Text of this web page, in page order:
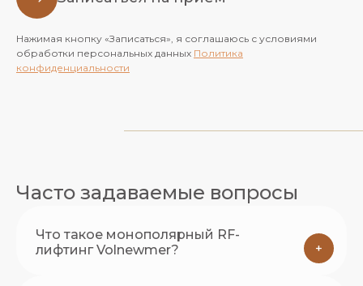
Нажимая кнопку «Записаться», я соглашаюсь с условиями
обработки персональных данных Политика
конфиденциальности
Часто задаваемые вопросы
Что такое монополярный RF-
лифтинг Volnewmer?
+